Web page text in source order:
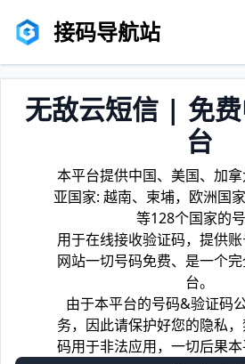
接码导航站
无敌云短信 | 免
台
本平台提供中国、美国、加
亚国家: 越南、柬埔，欧洲国
等128个国家的
用于在线接收验证码，提供
网站一切号码免费、是一个
台。
由于本平台的号码&验证码
务，因此请保护好您的隐私
码用于非法应用，一切后果本